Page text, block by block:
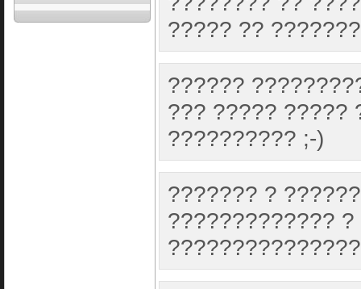
????? ??
??????
??? ????? ?????
?????????? ;-)
??????? ?
?????????????